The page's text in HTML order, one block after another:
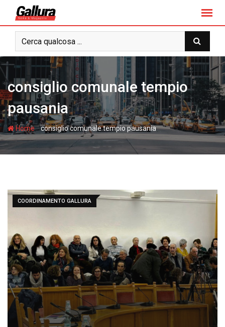
t
o
o
n
t
e
n
t
consiglio comunale tempio
pausania
Home-consiglio comunale tempio pausania
COORDINAMENTO GALLURA